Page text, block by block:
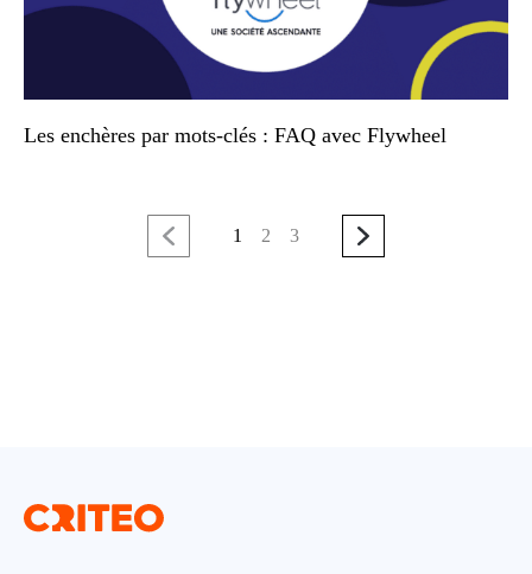
Les enchères par mots-clés : FAQ avec Flywheel
1 2 3